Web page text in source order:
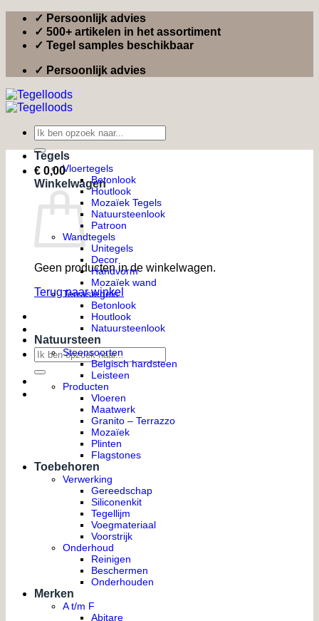
naar
inhoud
✓ Persoonlijk advies
✓ 500+ artikelen in het assortiment
✓ Tegel samples beschikbaar
✓ Persoonlijk advies
Zoeken
naar:
€ 0,00
Winkelwagen
Geen producten in de winkelwagen.
Terug naar winkel
Zoeken
naar:
Tegels
Vloertegels
Betonlook
Houtlook
Mozaïek Tegels
Natuursteenlook
Patroon
Wandtegels
Unitegels
Decor
Handvorm
Mozaïek wand
Terrastegels
Betonlook
Houtlook
Natuursteenlook
Natuursteen
Steensoorten
Belgisch hardsteen
Leisteen
Producten
Vloeren
Maatwerk
Granito – Terrazzo
Mozaïek
Plinten
Flagstones
Toebehoren
Verwerking
Gereedschap
Siliconenkit
Tegellijm
Voegmateriaal
Voorstrijk
Onderhoud
Reinigen
Beschermen
Onderhouden
Merken
A t/m F
Abitare